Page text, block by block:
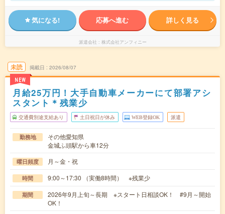
気になる! 応募へ進む 詳しく見る
派遣会社 株式会社アンフィニー
未読
NEW
掲載日 2026/08/07
月給25万円！大手自動車メーカーにて部署アシ
スタント＊残業少
交通費別途支給あり 土日祝日が休み WEB登録OK 派遣
勤務地
その他愛知県
金城ふ頭駅から車12分
曜日頻度 月～金・祝
時間 9:00～17:30 （実働8時間） ※残業少
期間
2026年9月上旬～長期 ※スタート日相談OK！ #9月～開始
OK！